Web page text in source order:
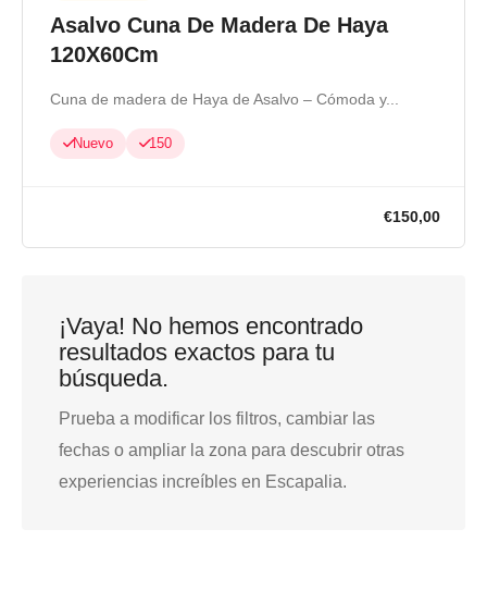
Asalvo Cuna De Madera De Haya
120X60Cm
Cuna de madera de Haya de Asalvo – Cómoda y...
Nuevo 150
¡Vaya! No hemos encontrado
resultados exactos para tu
búsqueda.
Prueba a modificar los filtros, cambiar las
fechas o ampliar la zona para descubrir otras
experiencias increíbles en Escapalia.